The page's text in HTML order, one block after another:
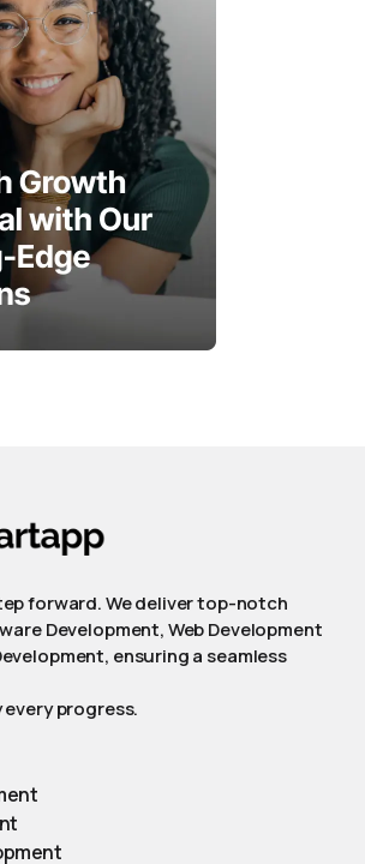
forward. We deliver top-notch
Development, Web Development
ensuring a seamless
progress.